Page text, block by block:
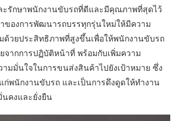
ะรักษาพนักงานขับรถที่ดีและมีคุณภาพที่สุดไว้
ของการพัฒนารถบรรทุกรุ่นใหม่ให้มีความ
ด้วยประสิทธิภาพที่สูงขึ้นเพื่อให้พนักงานขับรถ
จากการปฏิบัติหน้าที่ พร้อมกับเพิ่มความ
ามมั่นใจในการขนส่งสินค้าไปยังเป้าหมาย ซึ่ง
ก่พนักงานขับรถ และเป็นการดึงดูดให้ทำงาน
นคงและยั่งยืน